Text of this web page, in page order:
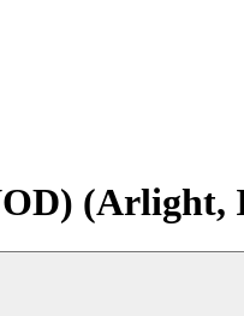
(Arlight,